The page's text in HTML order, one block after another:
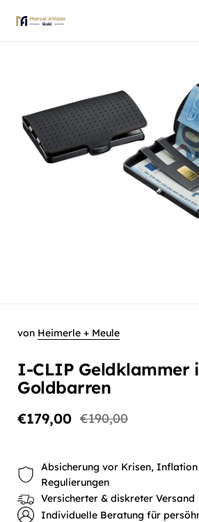
von Heimerle + Meule
I-CLIP Geldklammer
Goldbarren
€179,00 €190,00
Absicherung vor Krisen, Inflation
Regulierungen
Versicherter & diskreter Versand
Individuelle Beratung für